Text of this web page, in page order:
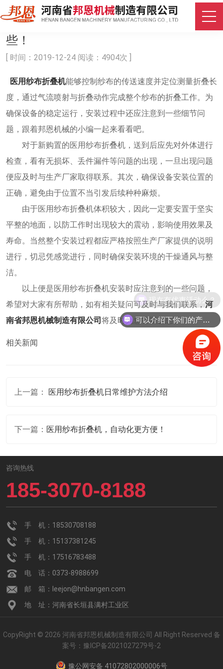
安装医用纱布折叠机，一定要注意这
些！
[ 时间：2019-12-24 阅读：4904次 ]
医用纱布折叠机能够控制纱布的传送速度并定位测量折叠长
度，通过气流喷射与折叠动作完成整个纱布的折叠工作。为
确保设备的稳定运行，安装过程中还应注意到一些细节问
题，跟着邦恩机械的小编一起来看看吧。
对于新购置的医用纱布折叠机，送到后应先对外体进行
检查，看有无损坏、丢件漏件等问题的出现，一旦出现问题
便应及时与生产厂家取得联系。其次，确保设备安装位置的
正确，避免由于位置不当引发后续种种麻烦。
由于医用纱布折叠机体积较大，因此一定要安置于坚实
平整的地面，以防工作时出现较大的震动，影响使用效果及
寿命。当然整个安装过程都应严格按照生产厂家提供的说明
进行，切忌凭感觉进行，同时确保安装环境的干燥通风与整
洁。
以上便是医用纱布折叠机安装时应注意到的一些问题，
希望对大家有所帮助，如有相关疑问可及时与我们联系，河
南省邦恩机械制造有限公司 将及时为您答疑解惑。
相关新闻 MORE
上一篇： 医用纱布折叠机日常维护方法介绍
下一篇： 医用纱布折叠机，自动化更方便！
咨询热线
185-3070-8188
手 机：18530708188
手 机：15137381245
手 机：17516783488
电 话：0373-8988699
邮 箱：leejon@hnbangen.com
地 址：河南省长垣县满村工业区
CopyRight © 2026 河南省邦恩机械制造有限公司 All Right Reserved 备
案号： 豫ICP备2021027279号-2
豫公网安备 41072802000006号
可以介绍下你们的产品么？
现在有优惠活动么？